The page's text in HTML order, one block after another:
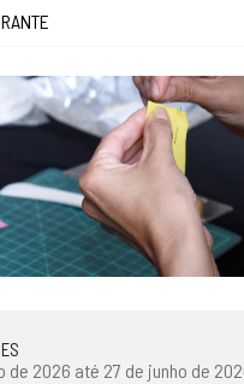
de 2026 até 27 de junho de